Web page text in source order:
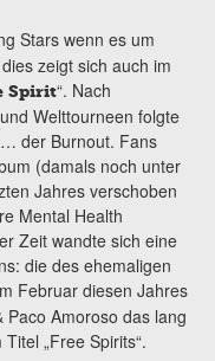
Stars wenn es um
zeigt sich auch im
Spirit“. Nach
Welttourneen folgte
der Burnout. Fans
(damals noch unter
Jahres verschoben
Mental Health
Zeit wandte sich eine
die des ehemaligen
Februar diesen Jahres
Amoroso das lang
„Free Spirits“.